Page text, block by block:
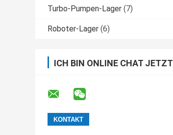
Turbo-Pumpen-Lager (7)
Roboter-Lager (6)
ICH BIN ONLINE CHAT JETZT